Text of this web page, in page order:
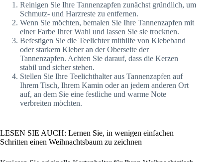
Reinigen Sie Ihre Tannenzapfen zunächst gründlich, um
Schmutz- und Harzreste zu entfernen.
Wenn Sie möchten, bemalen Sie Ihre Tannenzapfen mit
einer Farbe Ihrer Wahl und lassen Sie sie trocknen.
Befestigen Sie die Teelichter mithilfe von Klebeband
oder starkem Kleber an der Oberseite der
Tannenzapfen. Achten Sie darauf, dass die Kerzen
stabil und sicher stehen.
Stellen Sie Ihre Teelichthalter aus Tannenzapfen auf
Ihrem Tisch, Ihrem Kamin oder an jedem anderen Ort
auf, an dem Sie eine festliche und warme Note
verbreiten möchten.
LESEN SIE AUCH: Lernen Sie, in wenigen einfachen
Schritten einen Weihnachtsbaum zu zeichnen